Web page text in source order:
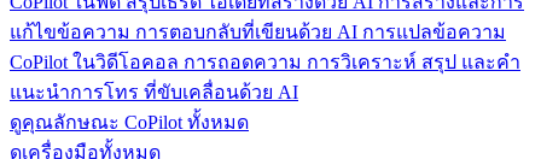
แก้ไขข้อความ การตอบกลับที่เขียนด้วย AI การแปลข้อความ
CoPilot ในวิดีโอคอล การถอดความ การวิเคราะห์ สรุป และคำ
แนะนำการโทร ที่ขับเคลื่อนด้วย AI
ดูคุณลักษณะ CoPilot ทั้งหมด
ดูเครื่องมือทั้งหมด